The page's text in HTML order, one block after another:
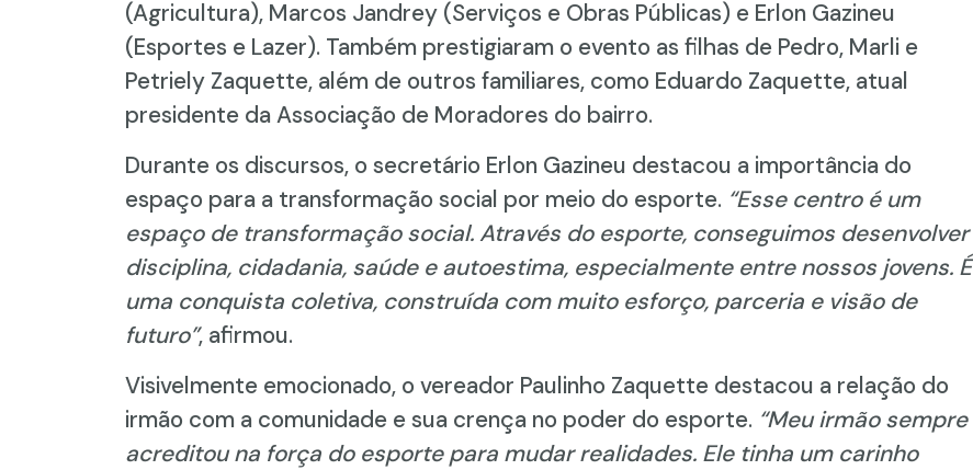
(Agricultura), Marcos Jandrey (Serviços e Obras Públicas) e Erlon Gazineu
(Esportes e Lazer). Também prestigiaram o evento as filhas de Pedro, Marli e
Petriely Zaquette, além de outros familiares, como Eduardo Zaquette, atual
presidente da Associação de Moradores do bairro.
Durante os discursos, o secretário Erlon Gazineu destacou a importância do
espaço para a transformação social por meio do esporte. “Esse centro é um
espaço de transformação social. Através do esporte, conseguimos desenvolver
disciplina, cidadania, saúde e autoestima, especialmente entre nossos jovens. É
uma conquista coletiva, construída com muito esforço, parceria e visão de
futuro”, afirmou.
Visivelmente emocionado, o vereador Paulinho Zaquette destacou a relação do
irmão com a comunidade e sua crença no poder do esporte. “Meu irmão sempre
acreditou na força do esporte para mudar realidades. Ele tinha um carinho